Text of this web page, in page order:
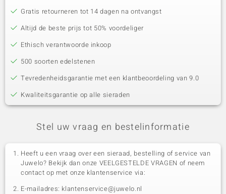
Gratis retourneren tot 14 dagen na ontvangst
Altijd de beste prijs tot 50% voordeliger
Ethisch verantwoorde inkoop
500 soorten edelstenen
Tevredenheidsgarantie met een klantbeoordeling van 9.0
Kwaliteitsgarantie op alle sieraden
Stel uw vraag en bestelinformatie
Heeft u een vraag over een sieraad, bestelling of service van
Juwelo? Bekijk dan onze VEELGESTELDE VRAGEN of neem
contact op met onze klantenservice via:
E-mailadres: klantenservice@juwelo.nl